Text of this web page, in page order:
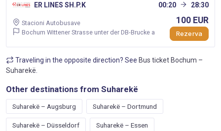
ER LINES SH.P.K 00:20 28:30
Stacioni Autobusave
Bochum Wittener Strasse unter der DB-Brucke a
100 EUR
Rezerva
Traveling in the opposite direction? See Bus ticket Bochum –
Suharekë
Other destinations from Suharekë
Suharekë – Augsburg Suharekë – Dortmund
Suharekë – Düsseldorf Suharekë – Essen